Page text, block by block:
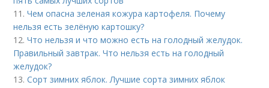
11.Чем опасна зеленая кожура картофеля. Почему
нельзя есть зелёную картошку?
12.Что нельзя и что можно есть на голодный желудок.
Правильный завтрак. Что нельзя есть на голодный
желудок?
13.Сорт зимних яблок. Лучшие сорта зимних яблок